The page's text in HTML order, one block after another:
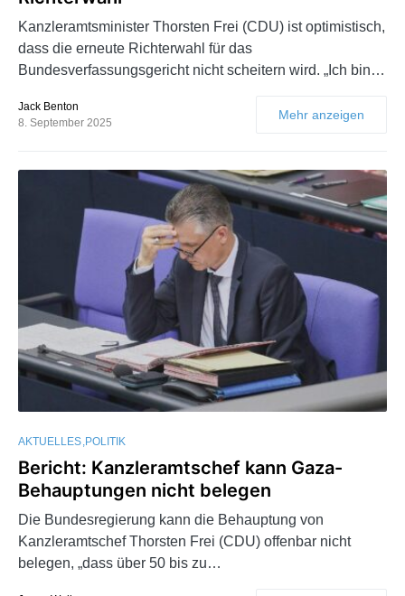
Kanzleramtsminister Thorsten Frei (CDU) ist optimistisch,
dass die erneute Richterwahl für das
Bundesverfassungsgericht nicht scheitern wird. „Ich bin…
Jack Benton
8. September 2025
Mehr anzeigen
AKTUELLES POLITIK
Bericht: Kanzleramtschef kann Gaza-
Behauptungen nicht belegen
Die Bundesregierung kann die Behauptung von
Kanzleramtschef Thorsten Frei (CDU) offenbar nicht
belegen, „dass über 50 bis zu…